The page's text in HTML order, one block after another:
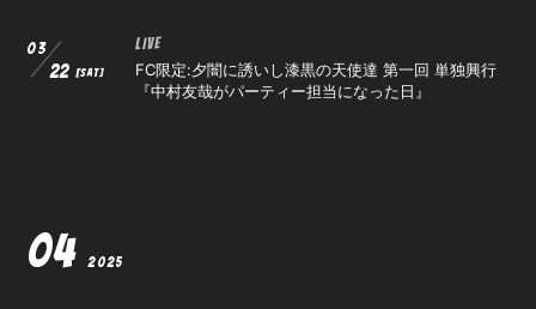
PHOTO
会員登録
03
22 [SAT]
LIVE
FC限定:夕闇に誘いし漆黒の天使達 第一回 単独興行
『中村友哉がパーティー担当になった日』
04 2025